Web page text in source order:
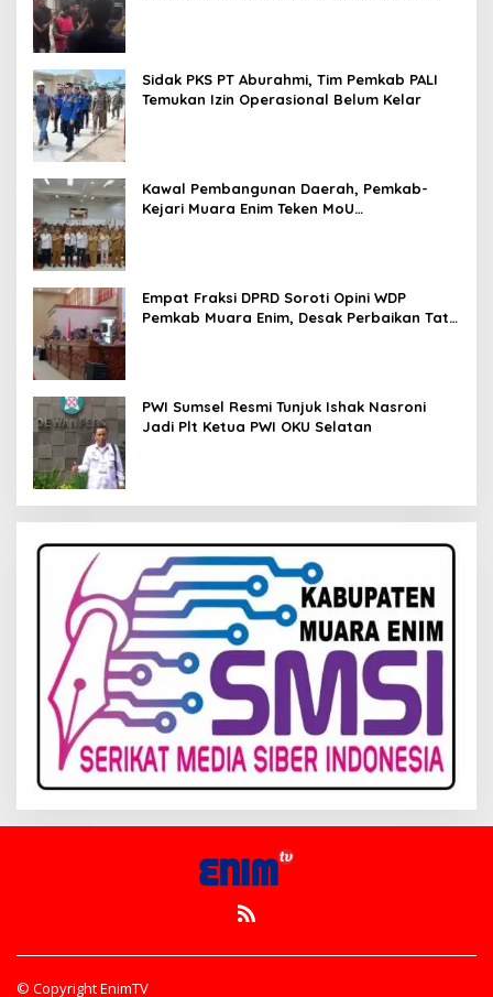
Sidak PKS PT Aburahmi, Tim Pemkab PALI
Temukan Izin Operasional Belum Kelar
Kawal Pembangunan Daerah, Pemkab-
Kejari Muara Enim Teken MoU
Empat Fraksi DPRD Soroti Opini WDP
Pemkab Muara Enim, Desak Perbaikan Tata
PWI Sumsel Resmi Tunjuk Ishak Nasroni
Jadi Plt Ketua PWI OKU Selatan
© Copyright EnimTV